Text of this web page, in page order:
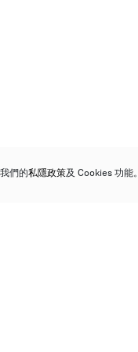
們的私隱政策及 Cookies 功能。